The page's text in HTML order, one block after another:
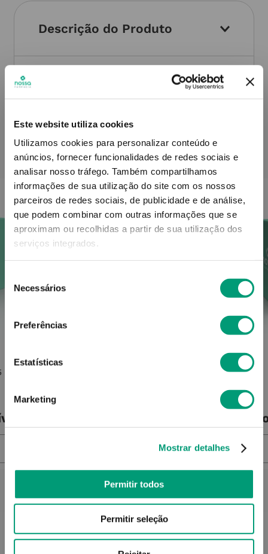
Este website utiliza cookies
Utilizamos cookies para personalizar conteúdo e
anúncios, fornecer funcionalidades de redes sociais e
analisar nosso tráfego. Também compartilhamos
informações de sua utilização do site com os nossos
parceiros de redes sociais, de publicidade e de análise,
que podem combinar com outras informações que se
aproximam ou recolhidas a partir de sua utilização dos
serviços integrados.
de Necessários
Preferências
Estatísticas
Marketing
Mostrar detalhes
Permitir todos
Permitir seleção
Descrição do Produto
Informações técnicas
PODERÁ TAMBÉM GOSTAR
24
NOTIFICAR-ME